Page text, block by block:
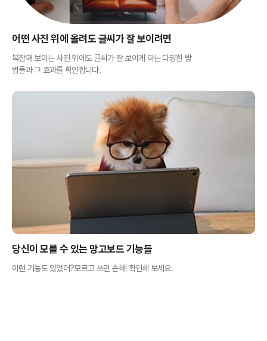
어떤 사진 위에 올려도 글씨가 잘 보이려면
복잡해 보이는 사진 위에도 글씨가 잘 보이게 하는 다양한 방
법들과 그 효과를 확인합니다.
당신이 모를 수 있는 망고보드 기능들
이런 기능도 있었어?모르고 쓰면 손해! 확인해 보세요.